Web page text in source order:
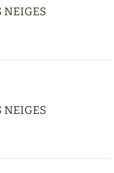
NEIGES
NEIGES